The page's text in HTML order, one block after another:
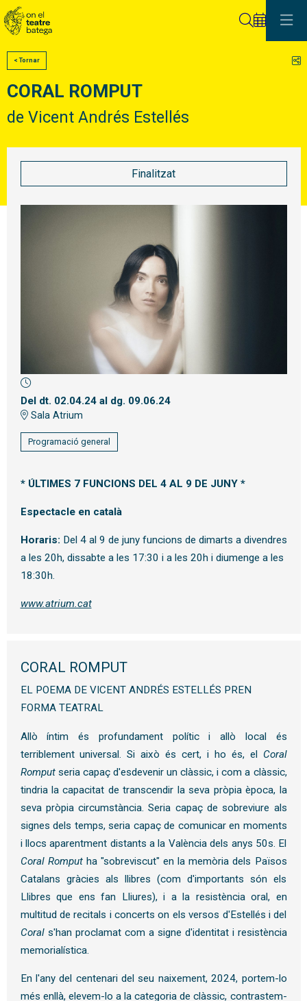
< Tornar
CORAL ROMPUT
de Vicent Andrés Estellés
Finalitzat
Diapositiva 1 de 1
Del dt. 02.04.24al dg. 09.06.24
Sala Atrium
Programació general
* ÚLTIMES 7 FUNCIONS DEL 4 AL 9 DE JUNY *
Espectacle en català
Horaris: Del 4 al 9 de juny funcions de dimarts a divendres
a les 20h, dissabte a les 17:30 i a les 20h i diumenge a les
18:30h.
www.atrium.cat
CORAL ROMPUT
EL POEMA DE VICENT ANDRÉS ESTELLÉS PREN
FORMA TEATRAL
Allò íntim és profundament polític i allò local és
terriblement universal. Si això és cert, i ho és, el Coral
Romput seria capaç d'esdevenir un clàssic, i com a clàssic,
tindria la capacitat de transcendir la seva pròpia època, la
seva pròpia circumstància. Seria capaç de sobreviure als
signes dels temps, seria capaç de comunicar en moments
Coral Romput ha "sobreviscut" en la memòria dels Països
Catalans gràcies als llibres (com d'importants són els
Llibres que ens fan Lliures), i a la resistència oral, en
Coral s'han proclamat com a signe d'identitat i resistència
memorialística.
En l'any del centenari del seu naixement, 2024, portem-lo
més enllà, elevem-lo a la categoria de clàssic, contrastem-